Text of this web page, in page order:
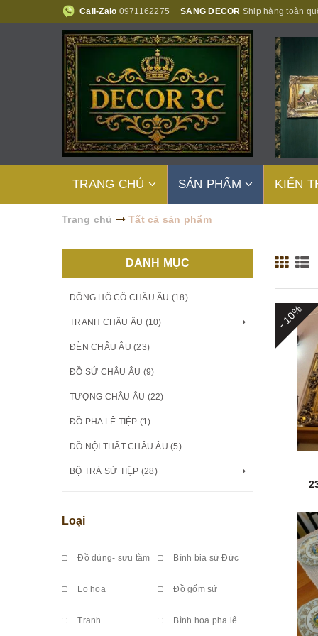
Call-Zalo 0971162275 SANG DECOR Ship hàng toàn
TRANG CHỦ SẢN PHẨM KIẾN
Trang chủ Tất cả sản phẩm
- 10%
DANH MỤC
ĐỒNG HỒ CỔ CHÂU ÂU (18)
TRANH CHÂU ÂU (10)
ĐÈN CHÂU ÂU (23)
ĐỒ SỨ CHÂU ÂU (9)
TƯỢNG CHÂU ÂU (22)
ĐỒ PHA LÊ TIỆP (1)
ĐỒ NỘI THẤT CHÂU ÂU (5)
BỘ TRÀ SỨ TIỆP (28)
Loại
Đồ dùng- sưu tầm Bình bia sứ Đức
Lọ hoa Đồ gốm sứ
Tranh Bình hoa pha lê